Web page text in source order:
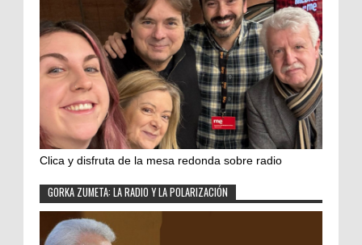
Clica y disfruta de la mesa redonda sobre radio
GORKA ZUMETA: LA RADIO Y LA POLARIZACIÓN